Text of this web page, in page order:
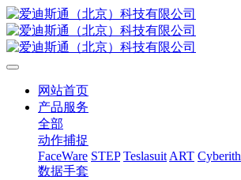
网站首页
产品服务
全部
动作捕捉
FaceWare STEP Teslasuit ART Cyberith
数据手套